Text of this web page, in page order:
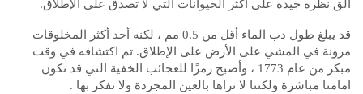
الق نظرة جيدة على أكثر الحيوانات التي لا تصدق على الإطلاق.
قد يبلغ طول دب الماء أقل من 0.5 مم ، لكنه أحد أكثر المخلوقات
مرونة في المشي على الأرض على الإطلاق. تم اكتشافه في وقت
مبكر من عام 1773 ، وأصبح رمزًا للعجائب الخفية التي قد تكون
امامنا مباشرة ولكننا لا نراها بالعين المجردة ولا نفكر بها .